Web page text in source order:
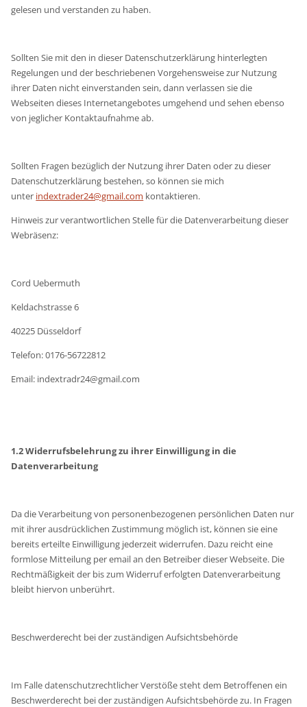
gelesen und verstanden zu haben.
Sollten Sie mit den in dieser Datenschutzerklärung hinterlegten
Regelungen und der beschriebenen Vorgehensweise zur Nutzung
ihrer Daten nicht einverstanden sein, dann verlassen sie die
Webseiten dieses Internetangebotes umgehend und sehen ebenso
von jeglicher Kontaktaufnahme ab.
Sollten Fragen bezüglich der Nutzung ihrer Daten oder zu dieser
Datenschutzerklärung bestehen, so können sie mich
unter indextrader24@gmail.com kontaktieren.
Hinweis zur verantwortlichen Stelle für die Datenverarbeitung dieser
Webräsenz:
Cord Uebermuth
Keldachstrasse 6
40225 Düsseldorf
Telefon: 0176-56722812
Email: indextradr24@gmail.com
1.2 Widerrufsbelehrung zu ihrer Einwilligung in die
Datenverarbeitung
Da die Verarbeitung von personenbezogenen persönlichen Daten nur
mit ihrer ausdrücklichen Zustimmung möglich ist, können sie eine
bereits erteilte Einwilligung jederzeit widerrufen. Dazu reicht eine
formlose Mitteilung per email an den Betreiber dieser Webseite. Die
Rechtmäßigkeit der bis zum Widerruf erfolgten Datenverarbeitung
bleibt hiervon unberührt.
Beschwerderecht bei der zuständigen Aufsichtsbehörde
Im Falle datenschutzrechtlicher Verstöße steht dem Betroffenen ein
Beschwerderecht bei der zuständigen Aufsichtsbehörde zu. In Fragen